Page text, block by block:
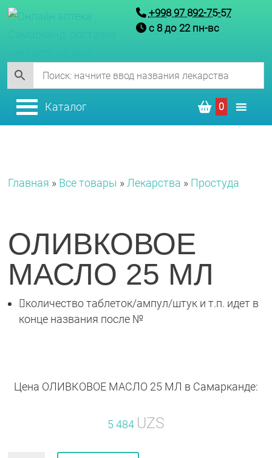
+998 97 892-75-57
с 8 до 22 пн-вс
Каталог 0
Главная » Все товары » Лекарства » Простуда
ОЛИВКОВОЕ
МАСЛО 25 МЛ
количество таблеток/ампул/штук и т.п. идет в
конце названия после №
Цена ОЛИВКОВОЕ МАСЛО 25 МЛ в Самарканде:
5 484 UZS